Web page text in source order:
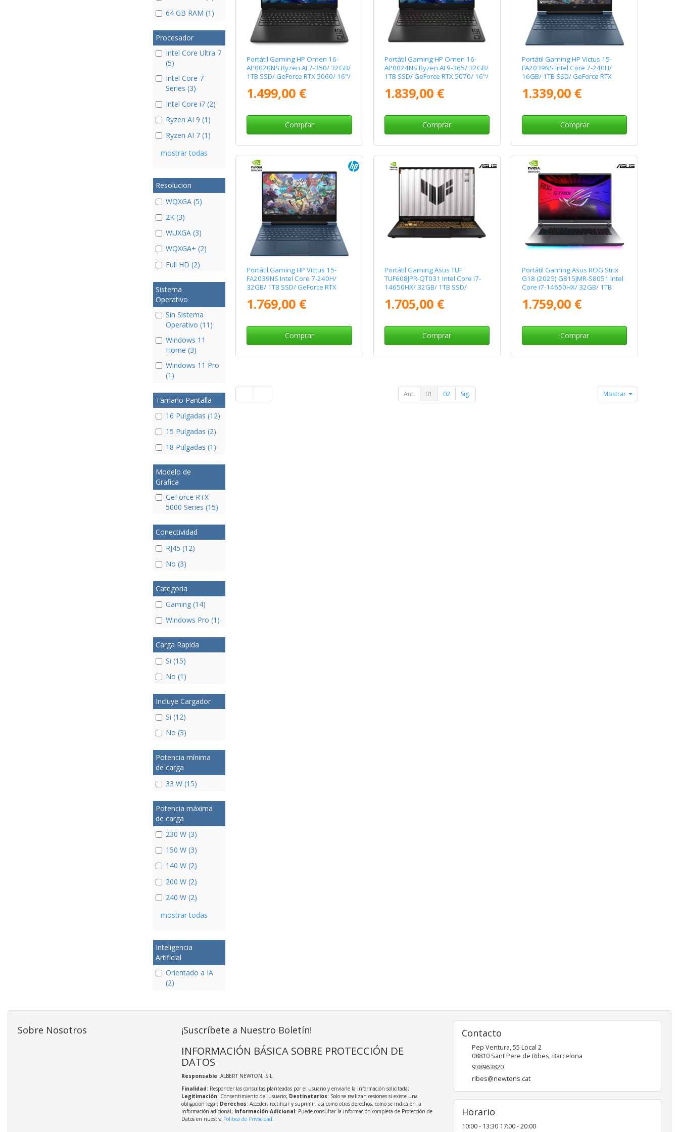
64 GB RAM (1)
Procesador
Intel Core Ultra 7
(5)
Intel Core 7
Series (3)
Intel Core i7 (2)
Ryzen AI 9 (1)
Ryzen AI 7 (1)
mostrar todas
Resolucion
WQXGA (5)
2K (3)
WUXGA (3)
WQXGA+ (2)
Full HD (2)
Sistema
Operativo
Sin Sistema
Operativo (11)
Windows 11
Home (3)
Windows 11 Pro
(1)
Tamaño Pantalla
16 Pulgadas (12)
15 Pulgadas (2)
18 Pulgadas (1)
Modelo de
Grafica
GeForce RTX
5000 Series (15)
Conectividad
RJ45 (12)
No (3)
Categoria
Gaming (14)
Windows Pro (1)
Carga Rapida
Si (15)
No (1)
Incluye Cargador
Si (12)
No (3)
Potencia mínima
de carga
33 W (15)
Potencia máxima
de carga
230 W (3)
150 W (3)
140 W (2)
200 W (2)
240 W (2)
mostrar todas
Inteligencia
Artificial
Orientado a IA
(2)
Portátil Gaming HP Omen 16-
AP0020NS Ryzen AI 7-350/ 32GB/
1TB SSD/ GeForce RTX 5060/ 16"/
1.499,00 €
Comprar
Portátil Gaming HP Omen 16-
AP0024NS Ryzen AI 9-365/ 32GB/
1TB SSD/ GeForce RTX 5070/ 16"/
1.839,00 €
Comprar
Portátil Gaming HP Victus 15-
FA2039NS Intel Core 7-240H/
16GB/ 1TB SSD/ GeForce RTX
Operativo
1.339,00 €
Comprar
Portátil Gaming HP Victus 15-
FA2039NS Intel Core 7-240H/
32GB/ 1TB SSD/ GeForce RTX
Operativo
1.769,00 €
Comprar
Portátil Gaming Asus TUF
TUF608JPR-QT031 Intel Core i7-
14650HX/ 32GB/ 1TB SSD/
Sistema Operativo
1.705,00 €
Comprar
Portátil Gaming Asus ROG Strix
G18 (2025) G815JMR-S8051 Intel
Core i7-14650HX/ 32GB/ 1TB
Sistema Operativo
1.759,00 €
Comprar
Ant. 01 02 Sig. Mostrar
Sobre Nosotros ¡Suscríbete a Nuestro Boletín!
INFORMACIÓN BÁSICA SOBRE PROTECCIÓN DE
DATOS
Responsable: ALBERT NEWTON, S.L.
Finalidad: Responder las consultas planteadas por el usuario y enviarle la información solicitada;
Legitimación: Consentimiento del usuario; Destinatarios: Solo se realizan cesiones si existe una
obligación legal; Derechos: Acceder, rectificar y suprimir, así como otros derechos, como se indica en la
información adicional; Información Adicional: Puede consultar la información completa de Protección de
Datos en nuestra Política de Privacidad
Contacto
Pep Ventura, 55 Local 2
08810 Sant Pere de Ribes,Barcelona
938963820
ribes@newtons.cat
Horario
10:00 - 13:30 17:00 - 20:00